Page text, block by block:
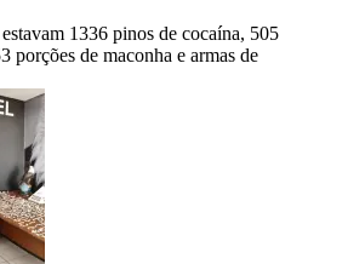
1336 pinos de cocaína, 505
porções de maconha e armas de